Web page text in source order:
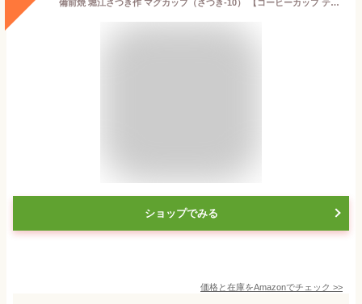
備前焼 堀江さつき作 マグカップ（さつき-10） 【コーヒーカップ ティーカップ マグ マグカップ 備前焼】
ショップでみる
価格と在庫をAmazonでチェック >>